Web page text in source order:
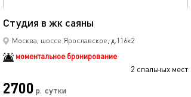
Студия в жк саяны
Москва, шоссе Ярославское, д.116к2
моментальное бронирование
2 спальных мест
2700 р. сутки